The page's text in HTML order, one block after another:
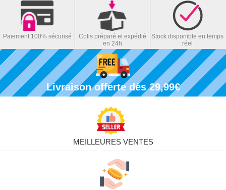
Paiement 100% sécurisé
Colis préparé et expédié
en 24h
Stock disponible en temps
réel
Livraison offerte dès 29,99€
MEILLEURES VENTES